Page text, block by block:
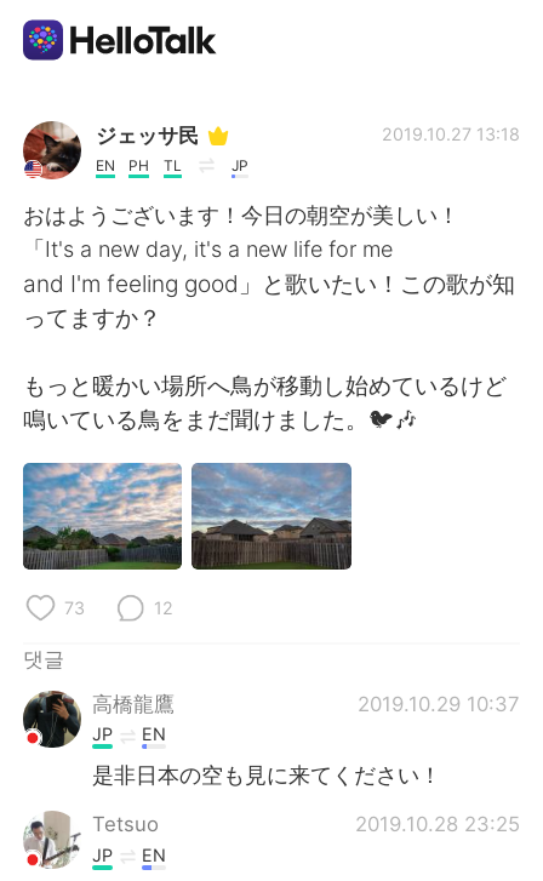
언어 교환 앱
AI Grammar Checker
한국어
繁體中文 Español
العربية Français
Deutsch 日本語
Русский
Indonesia
Türkçe
Português
ジェッサ民
EN PH TL JP
2019.10.27 13:18
おはようございます！今日の朝空が美しい！
「It's a new day, it's a new life for me
and I'm feeling good」と歌いたい！この歌が知
ってますか？
もっと暖かい場所へ鳥が移動し始めているけど
鳴いている鳥をまだ聞けました。🐦🎶
73 12
댓글
高橋龍鷹
2019.10.29 10:37
JP EN
是非日本の空も見に来てください！
Tetsuo 2019.10.28 23:25
JP EN